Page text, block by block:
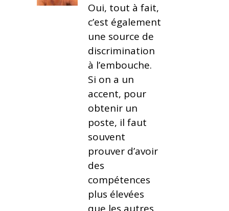
Oui, tout à fait,
c’est également
une source de
discrimination
à l’embouche.
Si on a un
accent, pour
obtenir un
poste, il faut
souvent
prouver d’avoir
des
compétences
plus élevées
que les autres